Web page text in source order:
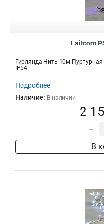
Laitcom
Гирлянда Нить 10м
IP54
Подробнее
Наличие: В наличии
2
–
В